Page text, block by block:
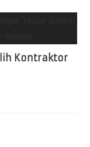
Kontraktor